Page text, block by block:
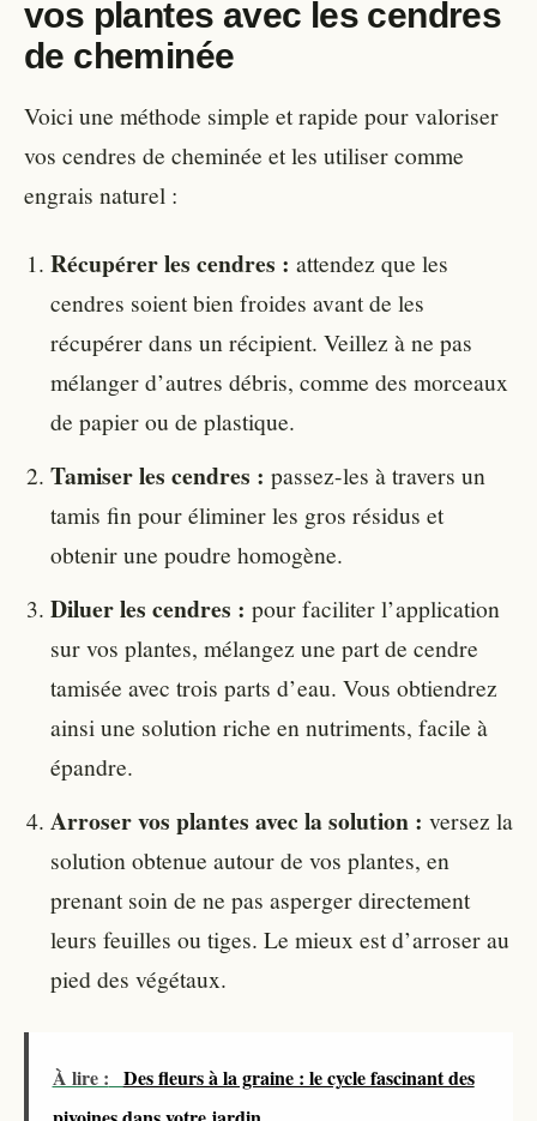
vos plantes avec les cendres
de cheminée
Voici une méthode simple et rapide pour valoriser
vos cendres de cheminée et les utiliser comme
engrais naturel :
Récupérer les cendres : attendez que les
cendres soient bien froides avant de les
récupérer dans un récipient. Veillez à ne pas
mélanger d’autres débris, comme des morceaux
de papier ou de plastique.
Tamiser les cendres : passez-les à travers un
tamis fin pour éliminer les gros résidus et
obtenir une poudre homogène.
Diluer les cendres : pour faciliter l’application
sur vos plantes, mélangez une part de cendre
tamisée avec trois parts d’eau. Vous obtiendrez
ainsi une solution riche en nutriments, facile à
épandre.
Arroser vos plantes avec la solution : versez la
solution obtenue autour de vos plantes, en
prenant soin de ne pas asperger directement
leurs feuilles ou tiges. Le mieux est d’arroser au
pied des végétaux.
À lire : Des fleurs à la graine : le cycle fascinant des